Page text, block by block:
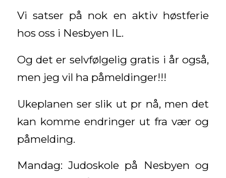
Vi satser på nok en aktiv høstferie
hos oss i Nesbyen IL.
Og det er selvfølgelig gratis i år også,
men jeg vil ha påmeldinger!!!
Ukeplanen ser slik ut pr nå, men det
kan komme endringer ut fra vær og
påmelding.
Mandag: Judoskole på Nesbyen og